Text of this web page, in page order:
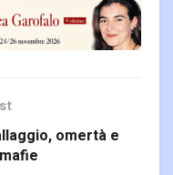
omertà e